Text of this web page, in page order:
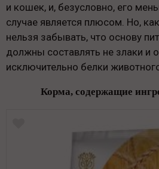
и кошек, и, безусловно, его
случае является плюсом. Но,
нельзя забывать, что основу
должны составлять не злаки и
исключительно белки
Корма, содержащие